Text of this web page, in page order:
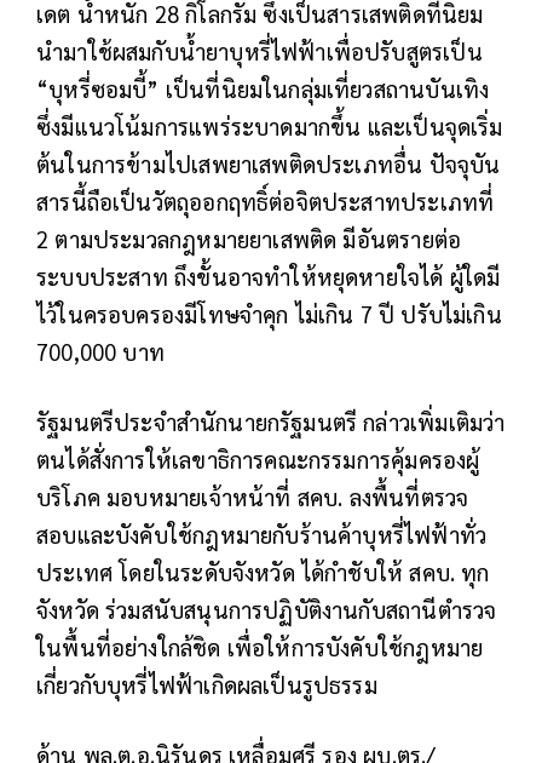
เดต น้ำหนัก 28 กิโลกรัม ซึ่งเป็นสารเสพติดที่นิยม
นำมาใช้ผสมกับน้ำยาบุหรี่ไฟฟ้าเพื่อปรับสูตรเป็น
“บุหรี่ซอมบี้” เป็นที่นิยมในกลุ่มเที่ยวสถานบันเทิง
ซึ่งมีแนวโน้มการแพร่ระบาดมากขึ้น และเป็นจุดเริ่ม
ต้นในการข้ามไปเสพยาเสพติดประเภทอื่น ปัจจุบัน
สารนี้ถือเป็นวัตถุออกฤทธิ์ต่อจิตประสาทประเภทที่
2 ตามประมวลกฎหมายยาเสพติด มีอันตรายต่อ
ระบบประสาท ถึงขั้นอาจทำให้หยุดหายใจได้ ผู้ใดมี
ไว้ในครอบครองมีโทษจำคุก ไม่เกิน 7 ปี ปรับไม่เกิน
700,000 บาท
รัฐมนตรีประจำสำนักนายกรัฐมนตรี กล่าวเพิ่มเติมว่า
ตนได้สั่งการให้เลขาธิการคณะกรรมการคุ้มครองผู้
บริโภค มอบหมายเจ้าหน้าที่ สคบ. ลงพื้นที่ตรวจ
สอบและบังคับใช้กฎหมายกับร้านค้าบุหรี่ไฟฟ้าทั่ว
ประเทศ โดยในระดับจังหวัด ได้กำชับให้ สคบ. ทุก
จังหวัด ร่วมสนับสนุนการปฏิบัติงานกับสถานีตำรวจ
ในพื้นที่อย่างใกล้ชิด เพื่อให้การบังคับใช้กฎหมาย
เกี่ยวกับบุหรี่ไฟฟ้าเกิดผลเป็นรูปธรรม
ด้าน พล.ต.อ.นิรันดร เหลื่อมศรี รอง ผบ.ตร./